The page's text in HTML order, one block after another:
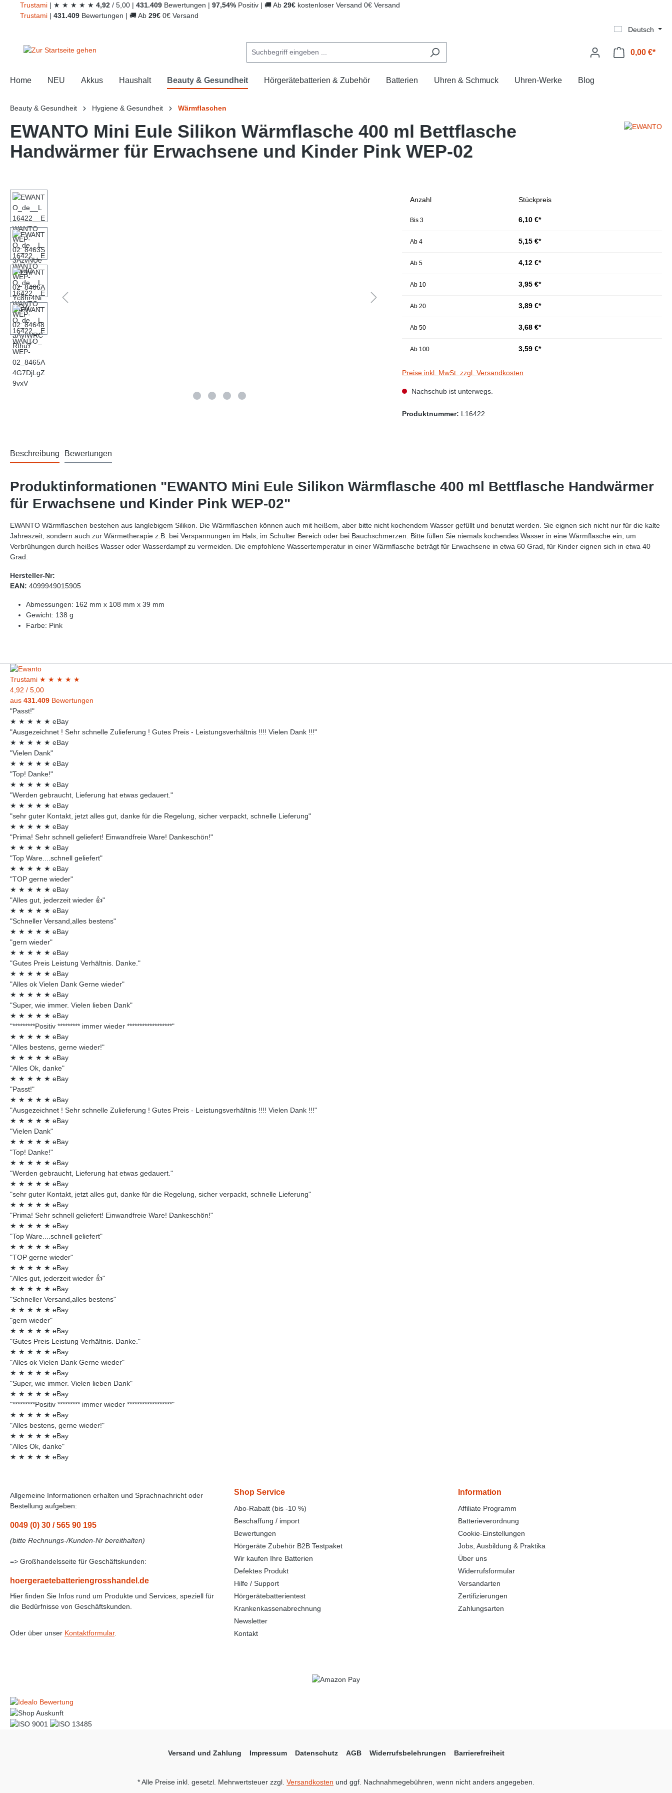
Zur Hauptnavigation springen
Trustami | ★ ★ ★ ★ ★ 4,92 / 5,00 | 431.409 Bewertungen | 97,54% Positiv | 🚚 Ab 29€ kostenloser Versand 0€ Versand
Trustami | 431.409 Bewertungen | 🚚 Ab 29€ 0€ Versand
Deutsch
0,00 €*
Home NEU Akkus Haushalt Beauty & Gesundheit Hörgerätebatterien & Zubehör Batterien Uhren & Schmuck Uhren-Werke Blog
Beauty & Gesundheit Hygiene & Gesundheit Wärmflaschen
EWANTO Mini Eule Silikon Wärmflasche 400 ml Bettflasche
Handwärmer für Erwachsene und Kinder Pink WEP-02
Bildergalerie überspringen
Anzahl Stückpreis
Bis 3 6,10 €*
Ab 4 5,15 €*
Ab 5 4,12 €*
Ab 10 3,95 €*
Ab 20 3,89 €*
Ab 50 3,68 €*
Ab 100 3,59 €*
Preise inkl. MwSt. zzgl. Versandkosten
Nachschub ist unterwegs.
Produktnummer: L16422
Beschreibung Bewertungen
Produktinformationen "EWANTO Mini Eule Silikon Wärmflasche 400 ml Bettflasche Handwärmer
für Erwachsene und Kinder Pink WEP-02"
EWANTO Wärmflaschen bestehen aus langlebigem Silikon. Die Wärmflaschen können auch mit heißem, aber bitte nicht kochendem Wasser gefüllt und benutzt werden. Sie eignen sich nicht nur für die kalte
Jahreszeit, sondern auch zur Wärmetherapie z.B. bei Verspannungen im Hals, im Schulter Bereich oder bei Bauchschmerzen. Bitte füllen Sie niemals kochendes Wasser in eine Wärmflasche ein, um
Verbrühungen durch heißes Wasser oder Wasserdampf zu vermeiden. Die empfohlene Wassertemperatur in einer Wärmflasche beträgt für Erwachsene in etwa 60 Grad, für Kinder eignen sich in etwa 40
Grad.
Hersteller-Nr:
EAN: 4099949015905
Abmessungen: 162 mm x 108 mm x 39 mm
Gewicht: 138 g
Farbe: Pink
Trustami ★ ★ ★ ★ ★
4,92 / 5,00
aus 431.409 Bewertungen
"Passt!"
★ ★ ★ ★ ★ eBay
"Ausgezeichnet ! Sehr schnelle Zulieferung ! Gutes Preis - Leistungsverhältnis !!!! Vielen Dank !!!"
★ ★ ★ ★ ★ eBay
"Vielen Dank"
★ ★ ★ ★ ★ eBay
"Top! Danke!"
★ ★ ★ ★ ★ eBay
"Werden gebraucht, Lieferung hat etwas gedauert."
★ ★ ★ ★ ★ eBay
"sehr guter Kontakt, jetzt alles gut, danke für die Regelung, sicher verpackt, schnelle Lieferung"
★ ★ ★ ★ ★ eBay
"Prima! Sehr schnell geliefert! Einwandfreie Ware! Dankeschön!"
★ ★ ★ ★ ★ eBay
"Top Ware....schnell geliefert"
★ ★ ★ ★ ★ eBay
"TOP gerne wieder"
★ ★ ★ ★ ★ eBay
"Alles gut, jederzeit wieder 👍"
★ ★ ★ ★ ★ eBay
"Schneller Versand,alles bestens"
★ ★ ★ ★ ★ eBay
"gern wieder"
★ ★ ★ ★ ★ eBay
"Gutes Preis Leistung Verhältnis. Danke."
★ ★ ★ ★ ★ eBay
"Alles ok Vielen Dank Gerne wieder"
★ ★ ★ ★ ★ eBay
"Super, wie immer. Vielen lieben Dank"
★ ★ ★ ★ ★ eBay
"*********Positiv ********* immer wieder ******************"
★ ★ ★ ★ ★ eBay
"Alles bestens, gerne wieder!"
★ ★ ★ ★ ★ eBay
"Alles Ok, danke"
★ ★ ★ ★ ★ eBay
"Passt!"
★ ★ ★ ★ ★ eBay
"Ausgezeichnet ! Sehr schnelle Zulieferung ! Gutes Preis - Leistungsverhältnis !!!! Vielen Dank !!!"
★ ★ ★ ★ ★ eBay
"Vielen Dank"
★ ★ ★ ★ ★ eBay
"Top! Danke!"
★ ★ ★ ★ ★ eBay
"Werden gebraucht, Lieferung hat etwas gedauert."
★ ★ ★ ★ ★ eBay
"sehr guter Kontakt, jetzt alles gut, danke für die Regelung, sicher verpackt, schnelle Lieferung"
★ ★ ★ ★ ★ eBay
"Prima! Sehr schnell geliefert! Einwandfreie Ware! Dankeschön!"
★ ★ ★ ★ ★ eBay
"Top Ware....schnell geliefert"
★ ★ ★ ★ ★ eBay
"TOP gerne wieder"
★ ★ ★ ★ ★ eBay
"Alles gut, jederzeit wieder 👍"
★ ★ ★ ★ ★ eBay
"Schneller Versand,alles bestens"
★ ★ ★ ★ ★ eBay
"gern wieder"
★ ★ ★ ★ ★ eBay
"Gutes Preis Leistung Verhältnis. Danke."
★ ★ ★ ★ ★ eBay
"Alles ok Vielen Dank Gerne wieder"
★ ★ ★ ★ ★ eBay
"Super, wie immer. Vielen lieben Dank"
★ ★ ★ ★ ★ eBay
"*********Positiv ********* immer wieder ******************"
★ ★ ★ ★ ★ eBay
"Alles bestens, gerne wieder!"
★ ★ ★ ★ ★ eBay
"Alles Ok, danke"
★ ★ ★ ★ ★ eBay
Allgemeine Informationen erhalten und Sprachnachricht oder
Bestellung aufgeben:
0049 (0) 30 / 565 90 195
(bitte Rechnungs-/Kunden-Nr bereithalten)
=> Großhandelsseite für Geschäftskunden:
hoergeraetebatteriengrosshandel.de
Hier finden Sie Infos rund um Produkte und Services, speziell für
die Bedürfnisse von Geschäftskunden.
Oder über unser Kontaktformular.
Shop Service
Abo-Rabatt (bis -10 %)
Beschaffung / import
Bewertungen
Hörgeräte Zubehör B2B Testpaket
Wir kaufen Ihre Batterien
Defektes Produkt
Hilfe / Support
Hörgerätebatterientest
Krankenkassenabrechnung
Newsletter
Kontakt
Information
Affiliate Programm
Batterieverordnung
Cookie-Einstellungen
Jobs, Ausbildung & Praktika
Über uns
Widerrufsformular
Versandarten
Zertifizierungen
Zahlungsarten
Versand und Zahlung Impressum Datenschutz AGB Widerrufsbelehrungen Barrierefreiheit
* Alle Preise inkl. gesetzl. Mehrwertsteuer zzgl. Versandkosten und ggf. Nachnahmegebühren, wenn nicht anders angegeben.